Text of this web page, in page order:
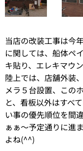
当店の改装工事は今
に関しては、船体ペ
キ貼り、エレキマウ
陸上では、店舗外装
メラ５台設置、この
と、看板以外はすべ
い事の優先順位を間
ぁぁ～予定通りに進
よね(^^)